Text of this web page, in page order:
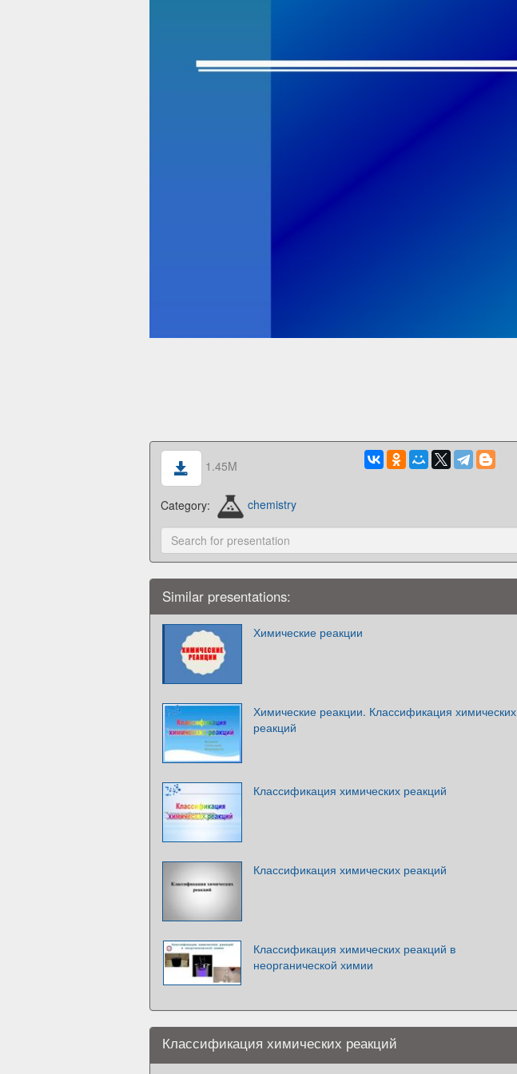
1.45M
Category: chemistry
Similar presentations:
Химические реакции
Химические реакции. Классификация химических
реакций
Классификация химических реакций
Классификация химических реакций
Классификация химических реакций в
неорганической химии
Классификация химических реакций